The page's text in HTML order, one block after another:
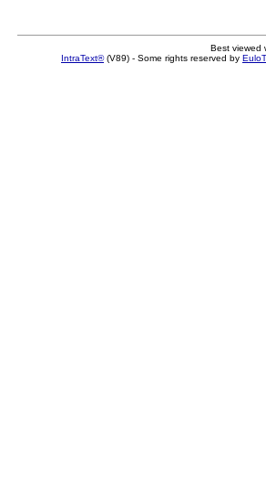
Best viewed
IntraText®(V89) - Some rights reserved by